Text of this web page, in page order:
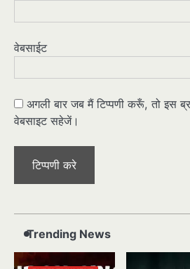
वेबसाईट
अगली बार जब मैं टिप्पणी करूँ, तो इस
वेबसाइट सहेजें।
Trending News